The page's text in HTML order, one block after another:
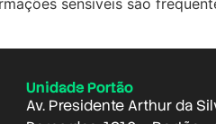
Unidade Portão
Av. Presidente Arthur da